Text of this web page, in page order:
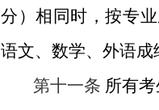
分）相同时，按专
语文、数学、外语成
第十一条 所有